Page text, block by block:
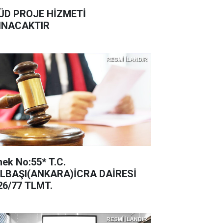
PROJE HİZMETİ
No:55* T.C.
DAİRESİ
77 TLMT.